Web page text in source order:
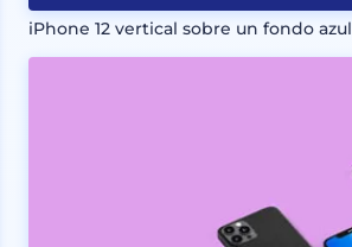
iPhone 12 vertical sobre un fondo azul